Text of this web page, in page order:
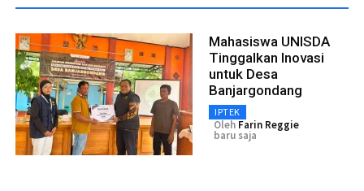
Mahasiswa UNISDA
Tinggalkan Inovasi
untuk Desa
Banjargondang
IPTEK
Oleh Farin Reggie
baru saja